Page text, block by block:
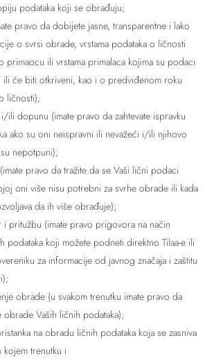
podataka koji se obrađuju;
pravo da dobijete jasne, transparentne i lako
o svrsi obrade, vrstama podataka o ličnosti
primaocu ili vrstama primalaca kojima su podaci
će biti otkriveni, kao i o predviđenom roku
ličnosti);
ili dopunu (imate pravo da zahtevate ispravku
ako su oni neispravni ili nevažeći i/ili njihovo
nepotpuni);
pravo da tražite da se Vaši lični podaci
oni više nisu potrebni za svrhe obrade ili kada
da ih više obrađuje);
pritužbu (imate pravo prigovora na način
podataka koji možete podneti direktno Tilaa-e ili
za informacije od javnog značaja i zaštitu
obrade (u svakom trenutku imate pravo da
Vaših ličnih podataka);
na obradu ličnih podataka koja se zasniva
trenutku i